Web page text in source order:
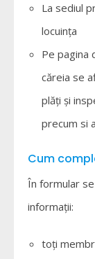
La sediul
locuința
Pe pagina
căreia se
plăți și
precum si
Cum
În formular
informații:
toți